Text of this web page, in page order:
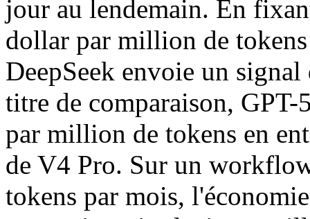
jour au lendemain. En
dollar par million de
DeepSeek envoie un
titre de comparaison,
par million de tokens en
de V4 Pro. Sur un
tokens par mois,